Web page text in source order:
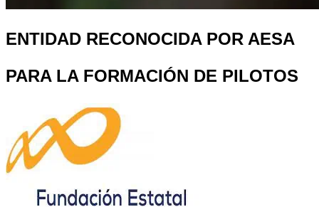
ENTIDAD RECONOCIDA POR AESA
PARA LA FORMACIÓN DE PILOTOS